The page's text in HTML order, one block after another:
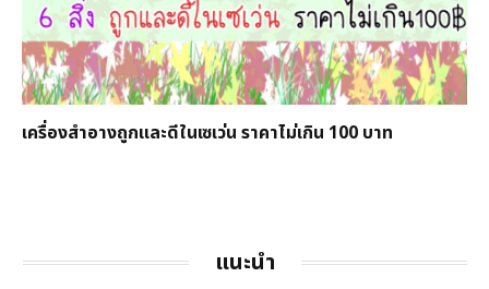
เครื่องสำอางถูกและดีในเซเว่น ราคาไม่เกิน 100 บาท
แนะนำ